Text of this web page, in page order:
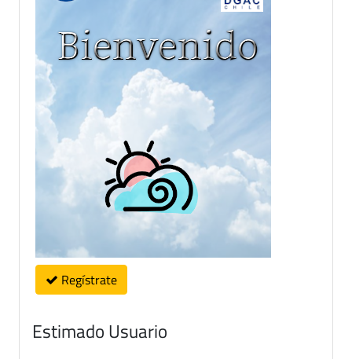
Regístrate
Estimado Usuario